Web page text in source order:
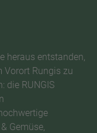
heraus entstanden,
Vorort Rungis zu
die RUNGIS
Gemüse,